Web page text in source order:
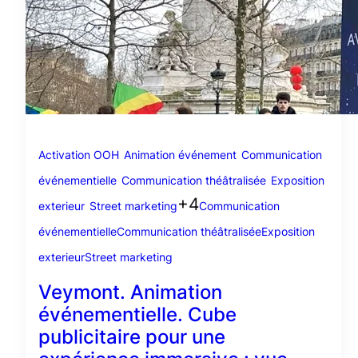
Activation OOH Animation événement Communication
événementielle Communication théâtralisée Exposition
exterieur Street marketing+4Communication
événementielleCommunication théâtraliséeExposition
exterieurStreet marketing
Veymont. Animation
événementielle. Cube
publicitaire pour une